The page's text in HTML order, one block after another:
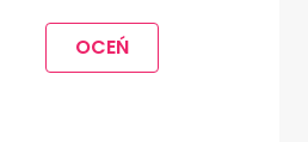
OCEŃ